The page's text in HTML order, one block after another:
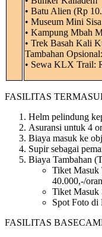
• Batu Alien (Rp
• Museum Mini
• Kampung Mbah
• Trek Basah Kali
Tambahan Opsional:
• Sewa KLX Trail:
FASILITAS
Helm pelindung
Asuransi untuk 4
Biaya masuk ke
Supir sebagai
Biaya Tambahan
Tiket Masuk
40.000,-/
Tiket Masuk
Spot Foto di
FASILITAS